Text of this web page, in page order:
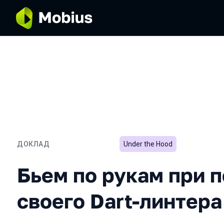
ДОКЛАД
Бьем по рукам при
Under the Hood
Бьем по рукам при
своего Dart-линтера